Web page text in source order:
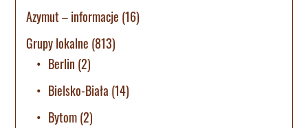
Azymut – informacje (16)
Grupy lokalne (813)
Berlin (2)
Bielsko-Biała (14)
Bytom(2)